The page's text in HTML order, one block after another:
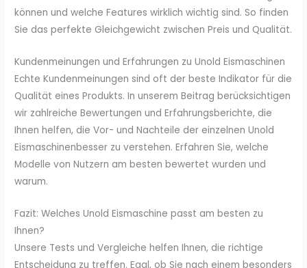
können und welche Features wirklich wichtig sind. So finden
Sie das perfekte Gleichgewicht zwischen Preis und Qualität.
Kundenmeinungen und Erfahrungen zu Unold Eismaschinen
Echte Kundenmeinungen sind oft der beste Indikator für die
Qualität eines Produkts. In unserem Beitrag berücksichtigen
wir zahlreiche Bewertungen und Erfahrungsberichte, die
Ihnen helfen, die Vor- und Nachteile der einzelnen Unold
Eismaschinenbesser zu verstehen. Erfahren Sie, welche
Modelle von Nutzern am besten bewertet wurden und
warum.
Fazit: Welches Unold Eismaschine passt am besten zu
Ihnen?
Unsere Tests und Vergleiche helfen Ihnen, die richtige
Entscheidung zu treffen. Egal, ob Sie nach einem besonders